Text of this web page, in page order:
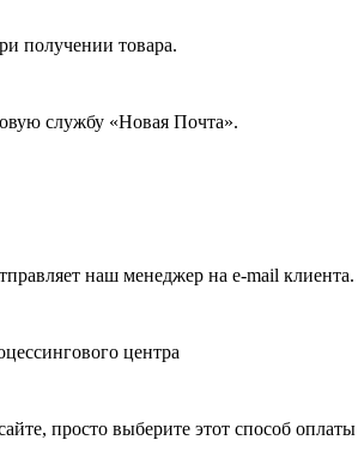
получении товара.
службу «Новая Почта».
наш менеджер на e-mail клиента.
центра
просто выберите этот способ